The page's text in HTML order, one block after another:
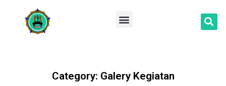
Lompat
Category: Galery Kegiatan